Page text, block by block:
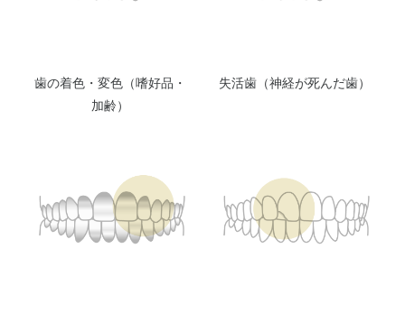
歯の着色・変色（嗜好品・
加齢）
失活歯（神経が死んだ歯）